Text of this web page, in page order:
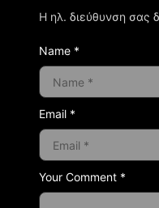
Η ηλ. διεύθυνση σας
Your Comment *
Name *
Email *